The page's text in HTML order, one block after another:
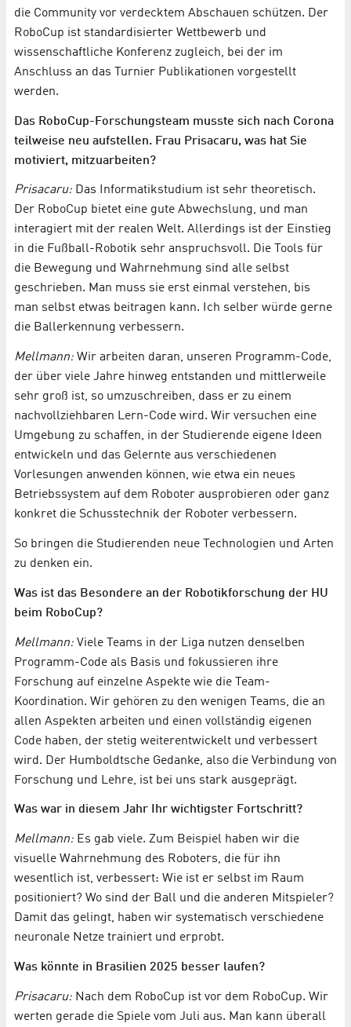
die Community vor verdecktem Abschauen schützen. Der
RoboCup ist standardisierter Wettbewerb und
wissenschaftliche Konferenz zugleich, bei der im
Anschluss an das Turnier Publikationen vorgestellt
werden.
Das RoboCup-Forschungsteam musste sich nach Corona
teilweise neu aufstellen. Frau Prisacaru, was hat Sie
motiviert, mitzuarbeiten?
Prisacaru: Das Informatikstudium ist sehr theoretisch.
Der RoboCup bietet eine gute Abwechslung, und man
interagiert mit der realen Welt. Allerdings ist der Einstieg
in die Fußball-Robotik sehr anspruchsvoll. Die Tools für
die Bewegung und Wahrnehmung sind alle selbst
geschrieben. Man muss sie erst einmal verstehen, bis
man selbst etwas beitragen kann. Ich selber würde gerne
die Ballerkennung verbessern.
Mellmann: Wir arbeiten daran, unseren Programm-Code,
der über viele Jahre hinweg entstanden und mittlerweile
sehr groß ist, so umzuschreiben, dass er zu einem
nachvollziehbaren Lern-Code wird. Wir versuchen eine
Umgebung zu schaffen, in der Studierende eigene Ideen
entwickeln und das Gelernte aus verschiedenen
Vorlesungen anwenden können, wie etwa ein neues
Betriebssystem auf dem Roboter ausprobieren oder ganz
konkret die Schusstechnik der Roboter verbessern.
So bringen die Studierenden neue Technologien und Arten
zu denken ein.
Was ist das Besondere an der Robotikforschung der HU
beim RoboCup?
Mellmann: Viele Teams in der Liga nutzen denselben
Programm-Code als Basis und fokussieren ihre
Forschung auf einzelne Aspekte wie die Team-
Koordination. Wir gehören zu den wenigen Teams, die an
allen Aspekten arbeiten und einen vollständig eigenen
Code haben, der stetig weiterentwickelt und verbessert
wird. Der Humboldtsche Gedanke, also die Verbindung von
Forschung und Lehre, ist bei uns stark ausgeprägt.
Was war in diesem Jahr Ihr wichtigster Fortschritt?
Mellmann: Es gab viele. Zum Beispiel haben wir die
visuelle Wahrnehmung des Roboters, die für ihn
wesentlich ist, verbessert: Wie ist er selbst im Raum
positioniert? Wo sind der Ball und die anderen Mitspieler?
Damit das gelingt, haben wir systematisch verschiedene
neuronale Netze trainiert und erprobt.
Was könnte in Brasilien 2025 besser laufen?
Prisacaru: Nach dem RoboCup ist vor dem RoboCup. Wir
werten gerade die Spiele vom Juli aus. Man kann überall